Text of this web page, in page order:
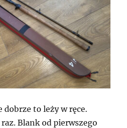
dobrze to leży w ręce.
Blank od pierwszego